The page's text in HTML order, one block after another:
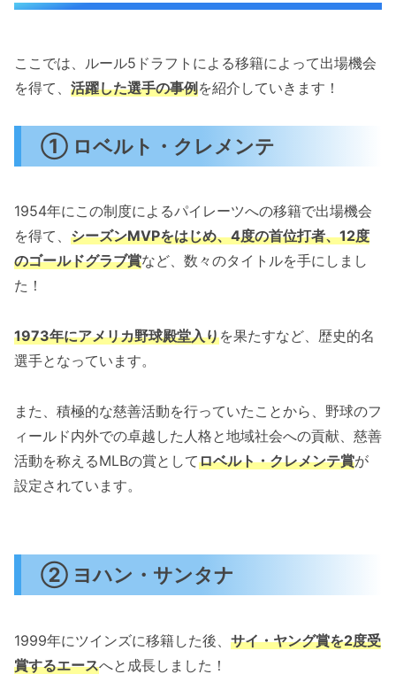
ここでは、ルール5ドラフトによる移籍によって出場機会
を得て、 活躍した選手の事例を紹介していきます！
① ロベルト・クレメンテ
1954年にこの制度によるパイレーツへの移籍で出場機会
を得て、 シーズンMVPをはじめ、4度の首位打者、12度
のゴールドグラブ賞など、数々のタイトルを手にしまし
た！
1973年にアメリカ野球殿堂入りを果たすなど、歴史的名
選手となっています。
また、積極的な慈善活動を行っていたことから、野球のフ
ィールド内外での卓越した人格と地域社会への貢献、慈善
活動を称えるMLBの賞としてロベルト・クレメンテ賞が
設定されています。
② ヨハン・サンタナ
1999年にツインズに移籍した後、 サイ・ヤング賞を2度受
賞するエースへと成長しました！